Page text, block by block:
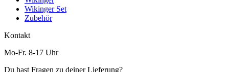
Wikinger Set
Zubehör
Kontakt
Mo-Fr. 8-17 Uhr
Du hast Fragen zu deiner Lieferung?